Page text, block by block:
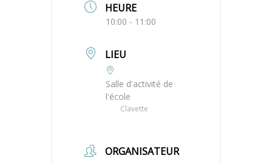
HEURE
10:00 - 11:00
LIEU
Salle d'activité de
l'école
Clavette
ORGANISATEUR